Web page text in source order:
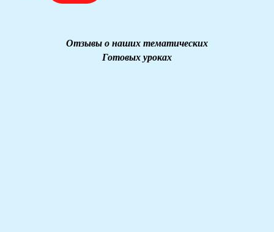
Отзывы о наших тематических
Готовых уроках